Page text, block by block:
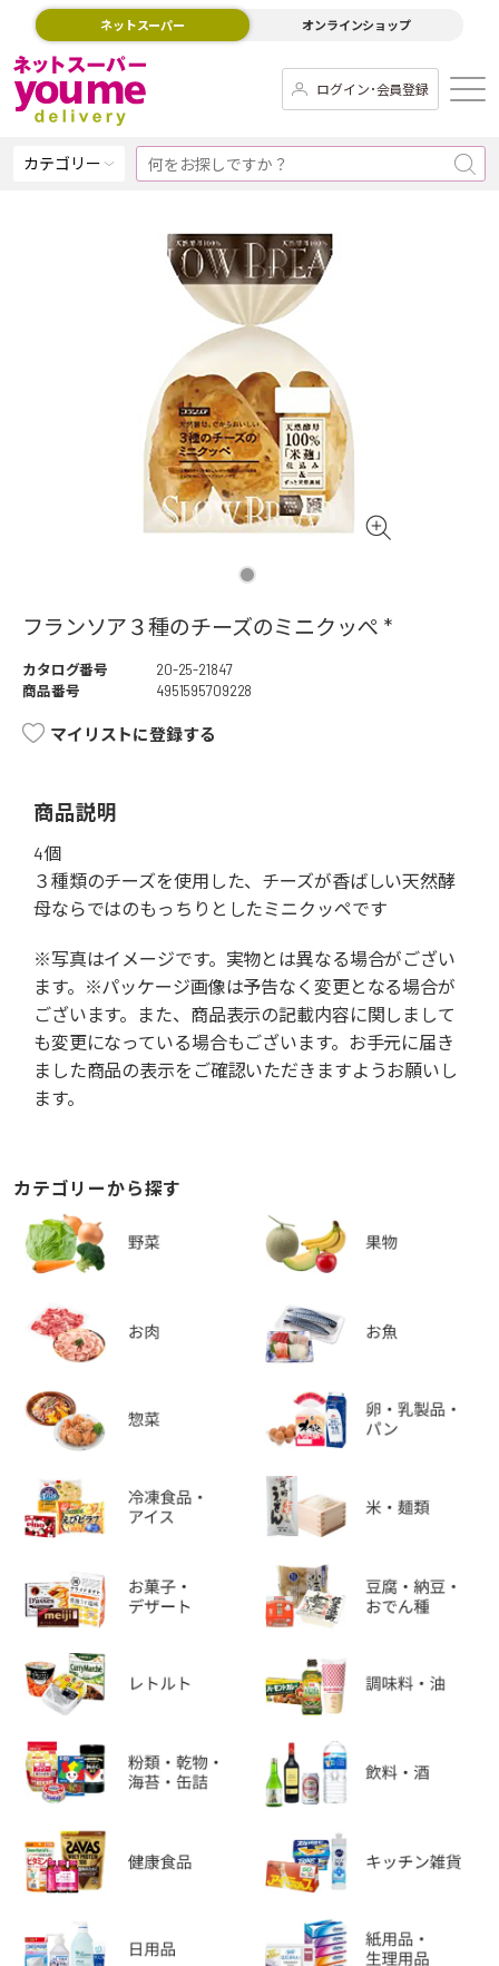
ネットスーパー オンラインショップ
ログイン･会員登録
カテゴリー
フランソア３種のチーズのミニクッぺ *
カタログ番号
20-25-21847
商品番号
4951595709228
マイリストに登録する
商品説明
4個
３種類のチーズを使用した、チーズが香ばしい天然酵
母ならではのもっちりとしたミニクッペです
※写真はイメージです。実物とは異なる場合がござい
ます。※パッケージ画像は予告なく変更となる場合が
ございます。また、商品表示の記載内容に関しまして
も変更になっている場合もございます。お手元に届き
ました商品の表示をご確認いただきますようお願いし
ます。
カテゴリーから探す